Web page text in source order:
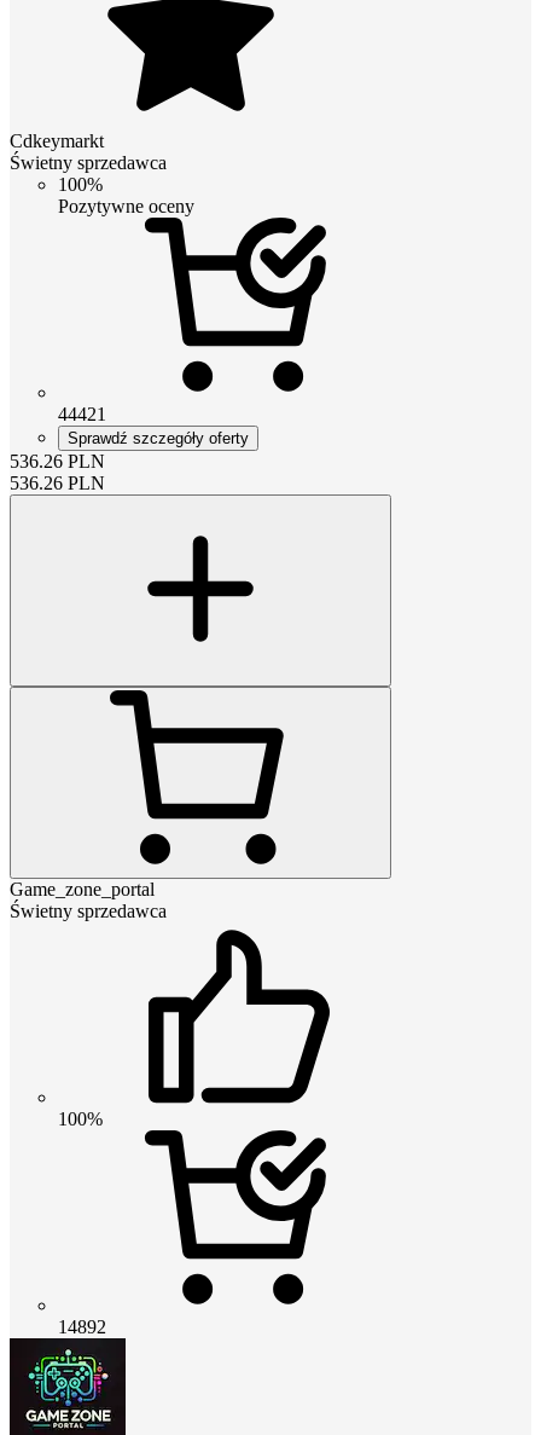
Cdkeymarkt
Świetny sprzedawca
100%
Pozytywne oceny
44421
Sprawdź szczegóły oferty
536.26 PLN
536.26 PLN
Game_zone_portal
Świetny sprzedawca
100%
14892